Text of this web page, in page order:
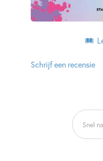
Schrijf een recensie
Snel